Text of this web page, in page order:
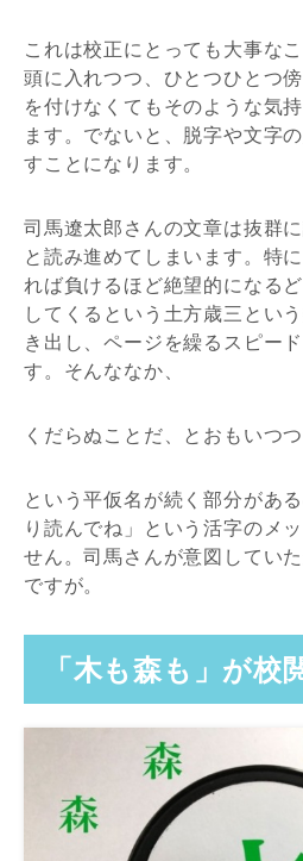
これは校正にとっても大事な
頭に入れつつ、ひとつひとつ
を付けなくてもそのような気
ます。でないと、脱字や文字
すことになります。
司馬遼太郎さんの文章は抜群
と読み進めてしまいます。特
れば負けるほど絶望的になる
してくるという土方歳三とい
き出し、ページを繰るスピー
す。そんななか、
くだらぬことだ、とおもいつ
という平仮名が続く部分があ
り読んでね」という活字のメ
せん。司馬さんが意図してい
ですが。
「木も森も」が校